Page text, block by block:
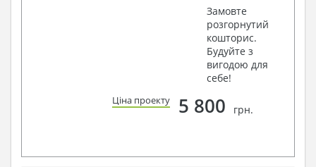
Замовте
розгорнутий
кошторис.
Будуйте з
вигодою для
себе!
Ціна проекту 5 800 грн.